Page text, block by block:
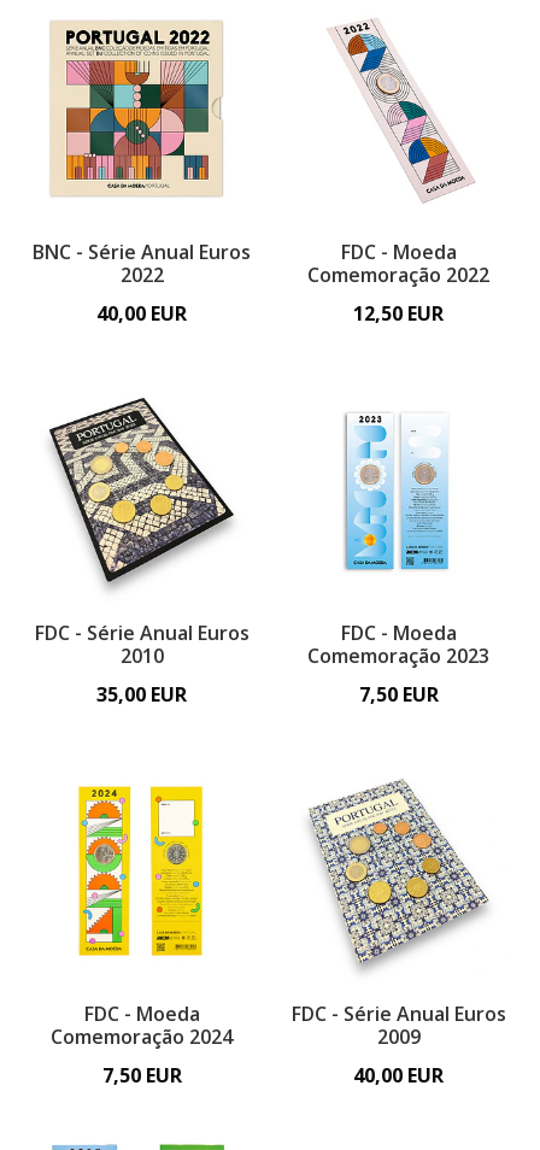
BNC - Série Anual Euros
2022
40,00 EUR
FDC - Moeda
Comemoração 2022
12,50 EUR
FDC - Série Anual Euros
2010
35,00 EUR
FDC - Moeda
Comemoração 2023
7,50 EUR
FDC - Moeda
Comemoração 2024
7,50 EUR
FDC - Série Anual Euros
2009
40,00 EUR